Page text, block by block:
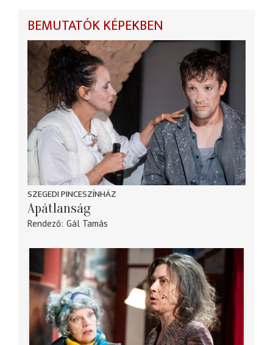
BEMUTATÓK KÉPEKBEN
SZEGEDI PINCESZÍNHÁZ
Apátlanság
Rendező Gál Tamás